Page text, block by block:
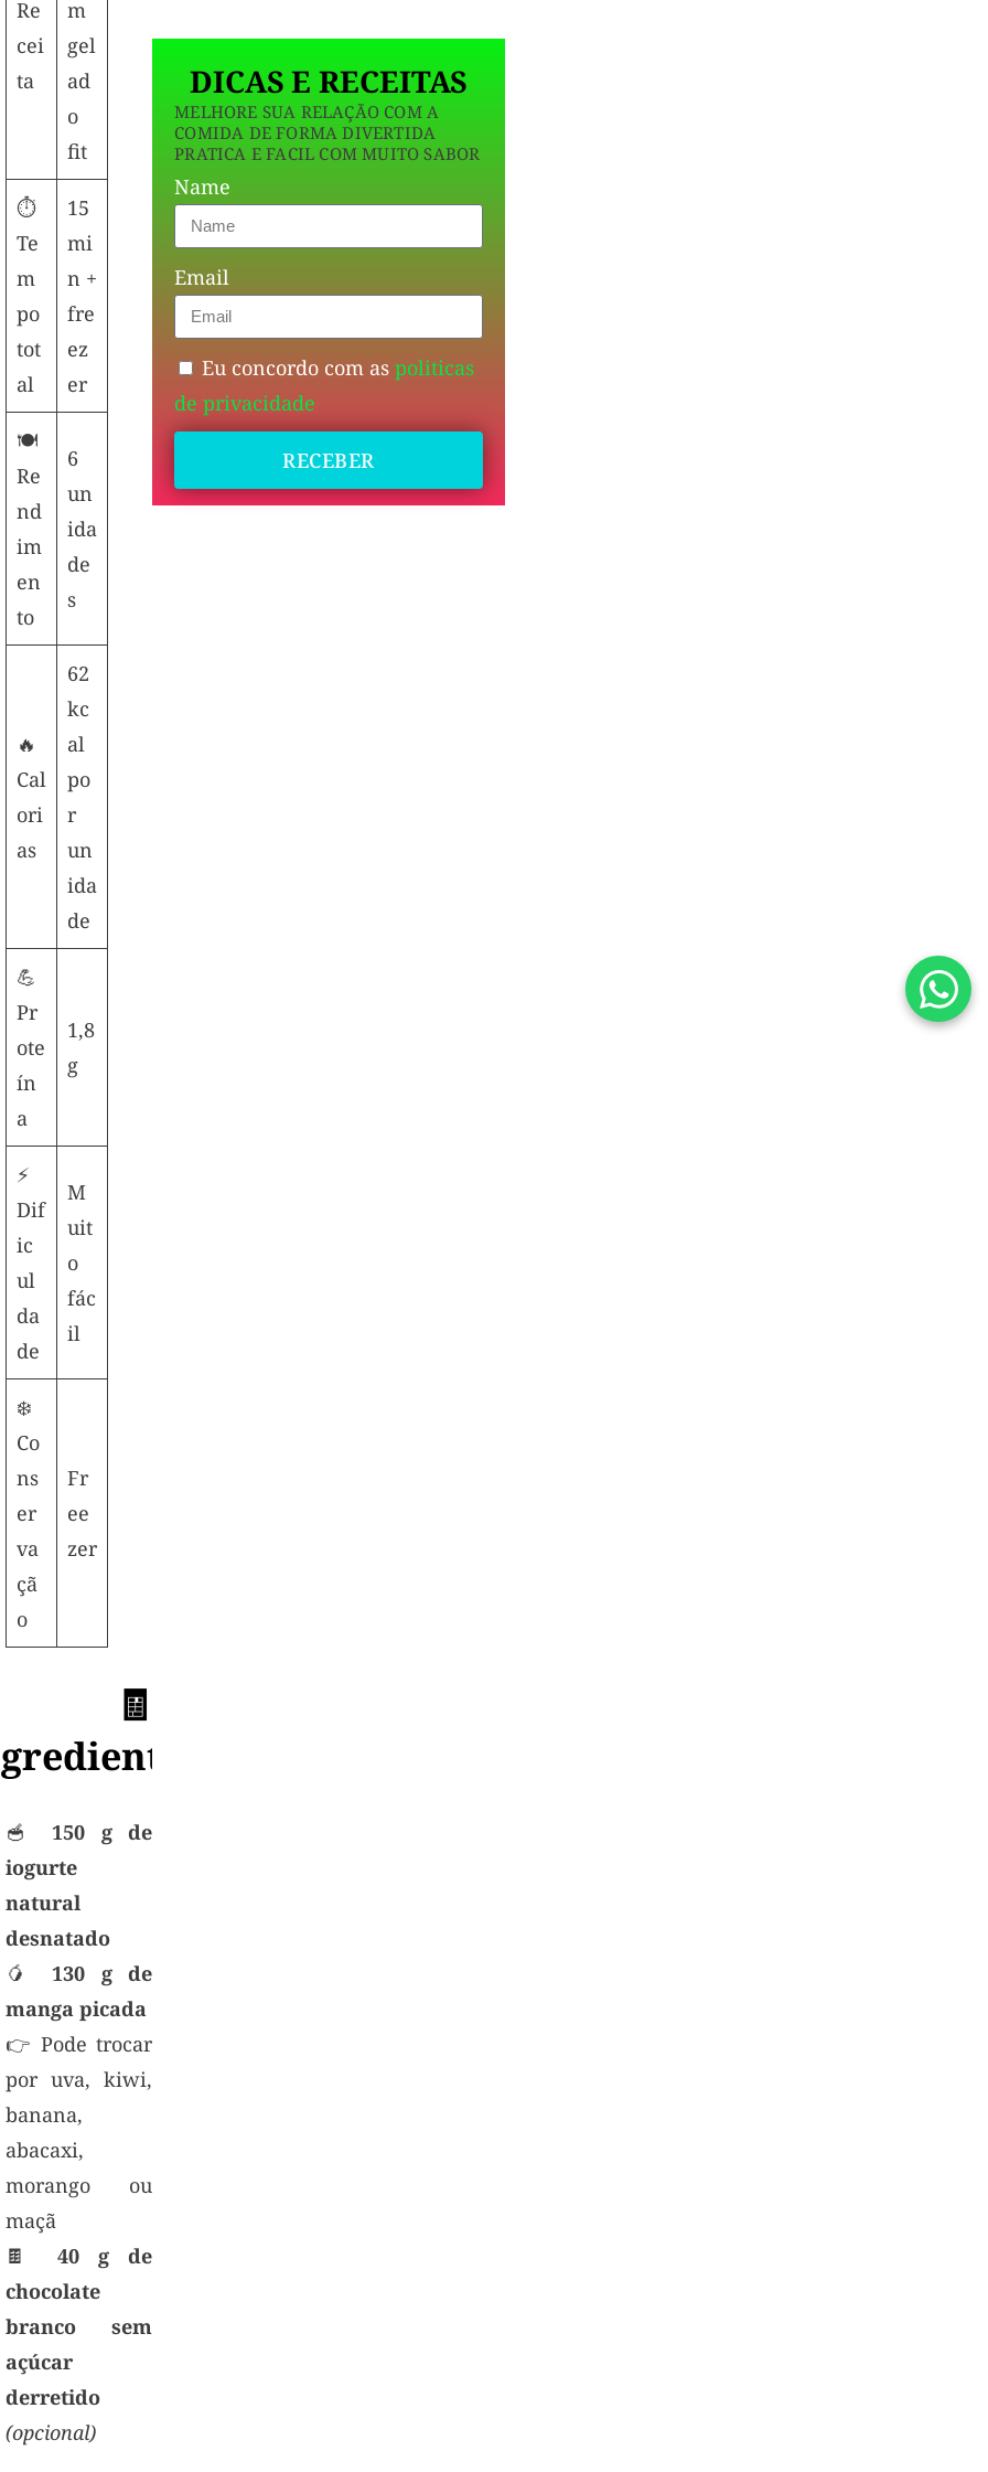
Re
cei
ta
m
gel
ad
o
fit
⏱️
Te
m
po
tot
al
15
mi
n +
fre
ez
er
🍽️
Re
nd
im
en
to
6
un
ida
de
s
🔥
Cal
ori
as
62
kc
al
po
r
un
ida
de
💪
Pr
ote
ín
a
1,8
g
⚡
Dif
ic
ul
da
de
M
uit
o
fác
il
❄️
Co
ns
er
va
çã
o
Fr
ee
zer
🥣 150 g de
iogurte
natural
desnatado
🥭 130 g de
manga picada
👉 Pode trocar
por uva, kiwi,
banana,
abacaxi,
morango ou
maçã
🍫 40 g de
chocolate
branco sem
açúcar
derretido
(opcional)
DICAS E RECEITAS
MELHORE SUA RELAÇÃO COM A
COMIDA DE FORMA DIVERTIDA
PRATICA E FACIL COM MUITO SABOR
Name
Email
Eu concordo com aspoliticas
de privacidade
RECEBER